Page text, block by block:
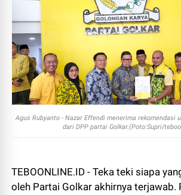
Agus Rubyanto - Nazar Effendi menerima rekomendasi
dari DPP partai Golkar.(Poto:Supri/
TEBOONLINE.ID - Teka teki siapa
oleh Partai Golkar akhirnya terjawab.